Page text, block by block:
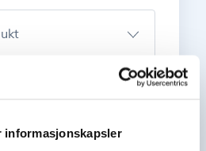
informasjonskapsler